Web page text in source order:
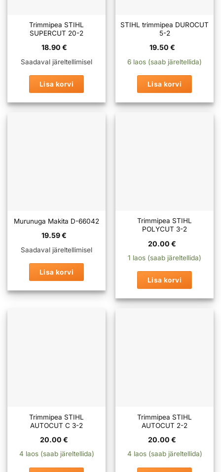
Trimmipea STIHL
SUPERCUT 20-2
18.90 €
Saadaval järeltellimisel
Lisa korvi
STIHL trimmipea DUROCUT
5-2
19.50 €
6 laos (saab järeltellida)
Lisa korvi
Murunuga Makita D-66042
19.59€
Saadaval järeltellimisel
Lisa korvi
Trimmipea STIHL
POLYCUT 3-2
20.00 €
1 laos (saab järeltellida)
Lisa korvi
Trimmipea STIHL
AUTOCUT C 3-2
20.00 €
4 laos (saab järeltellida)
Trimmipea STIHL
AUTOCUT 2-2
20.00 €
4 laos (saab järeltellida)